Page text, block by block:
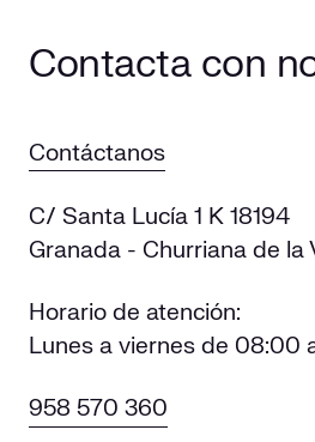
Contacta con
Contáctanos
C/ Santa Lucía 1 K 18194
Granada - Churriana de la
Horario de atención:
Lunes a viernes de 08:00
958 570 360